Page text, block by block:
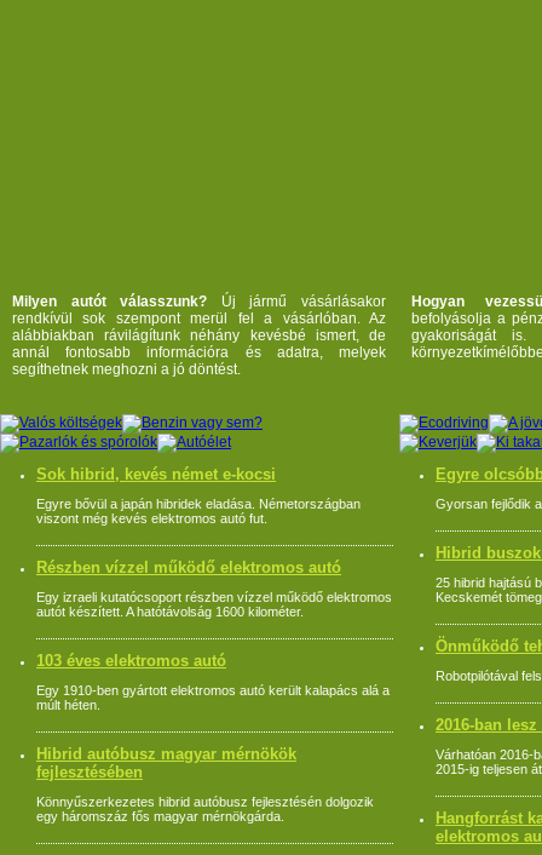
Milyen autót válasszunk? Új jármű vásárlásakor
rendkívül sok szempont merül fel a vásárlóban. Az
alábbiakban rávilágítunk néhány kevésbé ismert, de
annál fontosabb információra és adatra, melyek
segíthetnek meghozni a jó döntést.
Sok hibrid, kevés német e-kocsi
Egyre bővül a japán hibridek eladása. Németországban
viszont még kevés elektromos autó fut.
Részben vízzel működő elektromos autó
Egy izraeli kutatócsoport részben vízzel működő elektromos
autót készített. A hatótávolság 1600 kilométer.
103 éves elektromos autó
Egy 1910-ben gyártott elektromos autó került kalapács alá a
múlt héten.
Hibrid autóbusz magyar mérnökök
fejlesztésében
Könnyűszerkezetes hibrid autóbusz fejlesztésén dolgozik
egy háromszáz fős magyar mérnökgárda.
Hogyan
befolyásolja a
gyakoriságát is.
Egyre
Gyorsan fejlődik
Hibrid
25 hibrid hajtású
Kecskemét
Önműködő
Robotpilótával
2016-ban
Várhatóan 2016-
2015-ig teljesen
Hangforrást
elektromos